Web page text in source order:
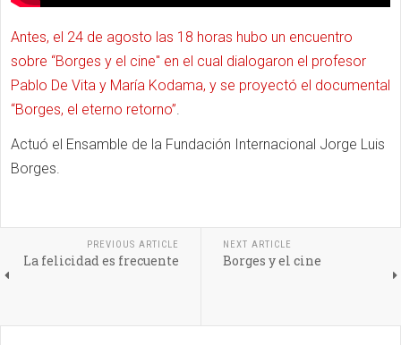
Antes, el 24 de agosto las 18 horas hubo un encuentro
sobre “Borges y el cine" en el cual dialogaron el profesor
Pablo De Vita y María Kodama, y se proyectó el documental
“Borges, el eterno retorno”.
Actuó el Ensamble de la Fundación Internacional Jorge Luis
Borges.
PREVIOUS ARTICLE
La felicidad es frecuente
NEXT ARTICLE
Borges y el cine